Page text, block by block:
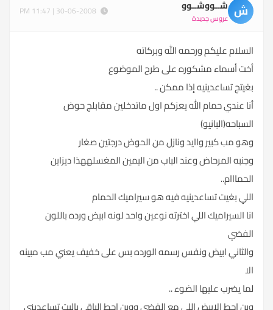
ش شــووشــوو
عروس جديدة
السلام عليكم ورحمه الله وبركاته
أخت أسماء مشكوره على طرح الموضوع
بغيتج تساعدينيه إذا ممكن ..
أنا عندي حمام الله يعزكم اول ماتدخلين مقابلج حوض
السباحه(البانيو)
وهو مب كبير واايد ونازل من الحوض درجتين صغار
وجنبه المرحاض وعند الباب من اليمين المغسلههذا ديزاين
الحمااام..
اللي بغيت تساعدينيه فيه هو سيراميك الحمام
انا السيراميك اللي اخترته نوعين واحد لونه ابيض ورده باللون
الفضي
والثاني ابيض ونفس رسمه الورده بس على خفيف يعني مب مبينه
الا
لما يضرب عليها الضوء ..